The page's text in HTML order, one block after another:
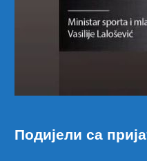
Подијели са